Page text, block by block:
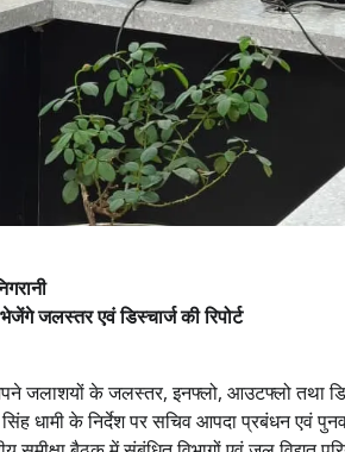
जलस्तर एवं डिस्चार्ज की रिपोर्ट
जलाशयों के जलस्तर, इनफ्लो, आउटफ्लो तथा
धामी के निर्देश पर सचिव आपदा प्रबंधन एवं